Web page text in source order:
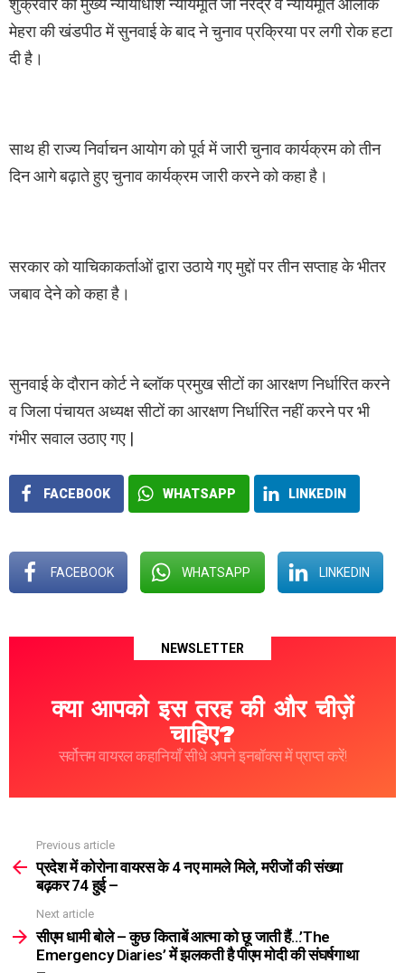
मेहरा की खंडपीठ में सुनवाई के बाद ने चुनाव प्रक्रिया पर लगी रोक हटा
दी है।
साथ ही राज्य निर्वाचन आयोग को पूर्व में जारी चुनाव कार्यक्रम को तीन
दिन आगे बढ़ाते हुए चुनाव कार्यक्रम जारी करने को कहा है।
सरकार को याचिकाकर्ताओं द्वारा उठाये गए मुद्दों पर तीन सप्ताह के भीतर
जबाव देने को कहा है।
सुनवाई के दौरान कोर्ट ने ब्लॉक प्रमुख सीटों का आरक्षण निर्धारित करने
व जिला पंचायत अध्यक्ष सीटों का आरक्षण निर्धारित नहीं करने पर भी
गंभीर सवाल उठाए गए |
FACEBOOK WHATSAPP LINKEDIN
FACEBOOK WHATSAPP LINKEDIN
NEWSLETTER
क्या आपको इस तरह की और चीज़ें
चाहिए?
सर्वोत्तम वायरल कहानियाँ सीधे अपने इनबॉक्स में प्राप्त करें!
more
Previous article
प्रदेश में कोरोना वायरस के 4 नए मामले मिले, मरीजों की संख्या
बढ़कर 74 हुई –
Next article
सीएम धामी बोले – कुछ किताबें आत्मा को छू जाती हैं…’The
Emergency Diaries’ में झलकती है पीएम मोदी की संघर्षगाथा